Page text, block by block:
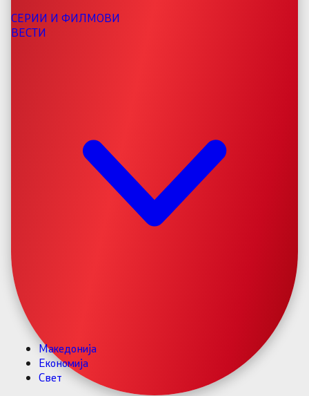
СЕРИИ И ФИЛМОВИ
ВЕСТИ
Македонија
Економија
Свет